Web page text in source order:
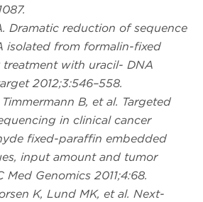
Dramatic reduction of sequence
isolated from formalin-fixed
with uracil- DNA
2012;3:546–558.
B, et al. Targeted
in clinical cancer
fixed-paraffin embedded
input amount and tumor
Med Genomics 2011;4:68.
K, Lund MK, et al. Next-